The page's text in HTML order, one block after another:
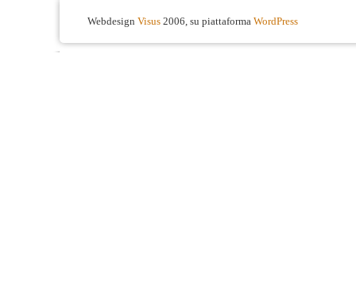
Webdesign Visus 2006, su piattaforma WordPress